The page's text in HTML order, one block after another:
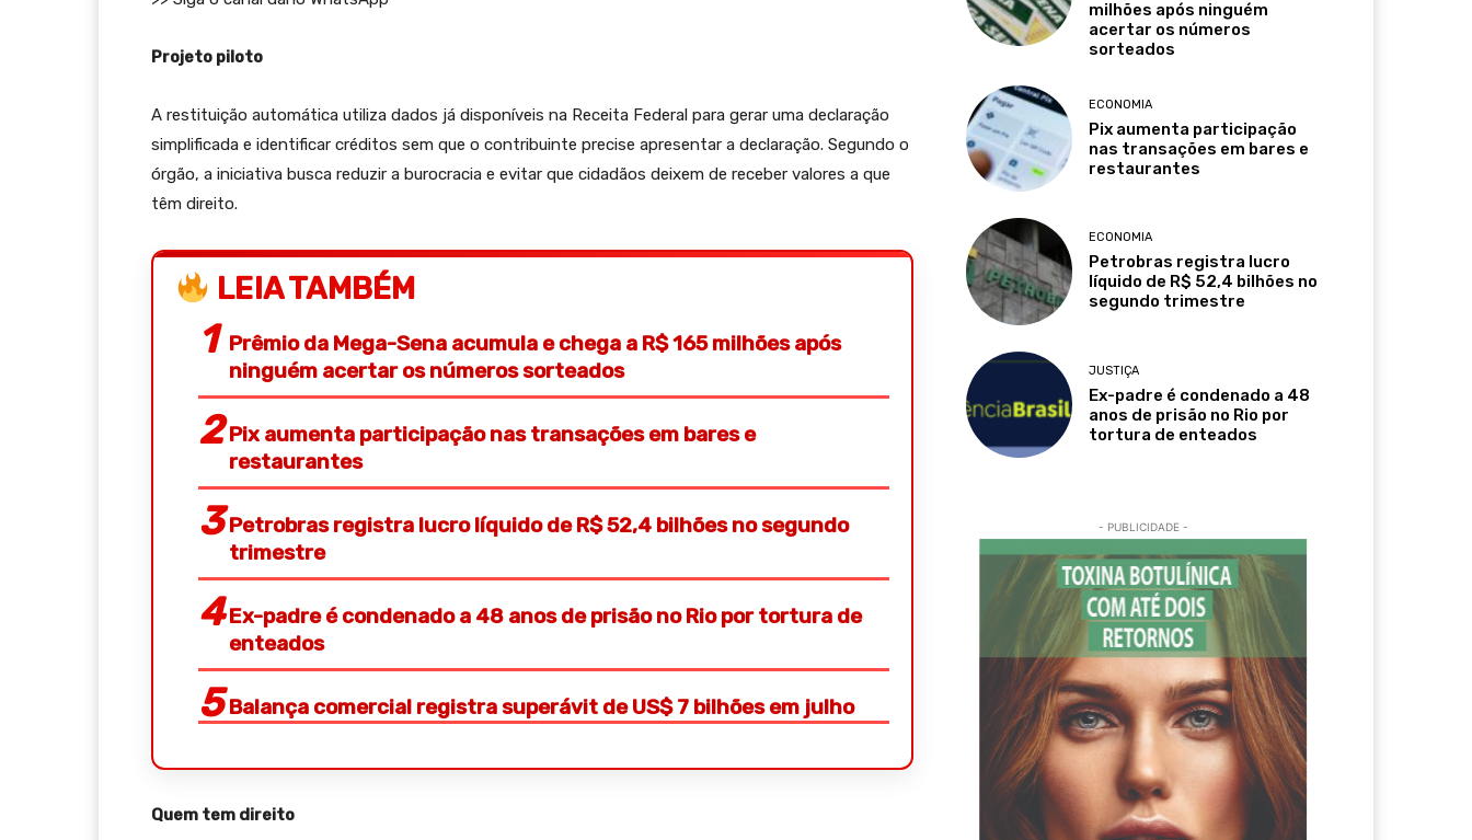
Projeto piloto
A restituição automática utiliza dados já disponíveis na Receita Federal para gerar uma declaração
simplificada e identificar créditos sem que o contribuinte precise apresentar a declaração. Segundo o
órgão, a iniciativa busca reduzir a burocracia e evitar que cidadãos deixem de receber valores a que
têm direito.
LEIA TAMBÉM
Prêmio da Mega-Sena acumula e chega a R$ 165 milhões após
ninguém acertar os números sorteados
Pix aumenta participação nas transações em bares e
restaurantes
Petrobras registra lucro líquido de R$ 52,4 bilhões no segundo
trimestre
Ex-padre é condenado a 48 anos de prisão no Rio por tortura de
enteados
Balança comercial registra superávit de US$ 7 bilhões em julho
Quem tem direito
milhões após ninguém
acertar os números
sorteados
ECONOMIA
Pix aumenta participação
nas transações em bares e
restaurantes
ECONOMIA
Petrobras registra lucro
líquido de R$ 52,4 bilhões no
segundo trimestre
JUSTIÇA
Ex-padre é condenado a 48
anos de prisão no Rio por
tortura de enteados
- PUBLICIDADE -